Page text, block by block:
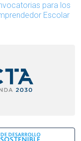
para los
Escolar